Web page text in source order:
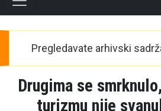
Pregledavate arhivski
Drugima se
turizmu nije